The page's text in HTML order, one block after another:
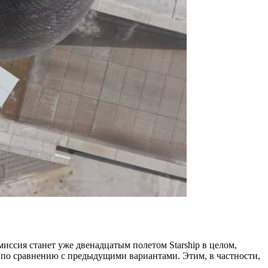
станет уже двенадцатым полетом Starship в целом,
сравнению с предыдущими вариантами. Этим, в частности,